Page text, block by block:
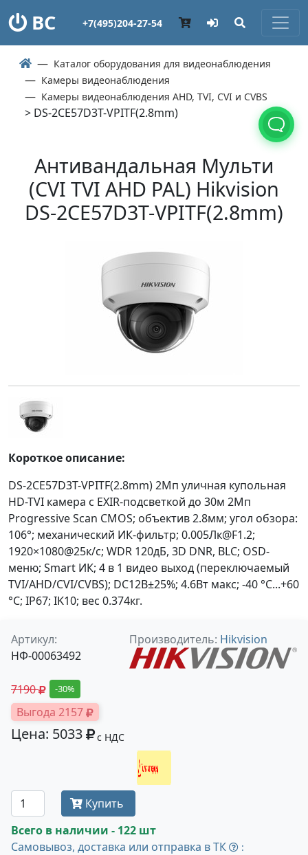
ВС +7(495)204-27-54
Каталог оборудования для видеонаблюдения
Камеры видеонаблюдения
Камеры видеонаблюдения AHD, TVI, CVI и CVBS
> DS-2CE57D3T-VPITF(2.8mm)
Антивандальная Мульти
(СVI TVI AHD PAL) Hikvision
DS-2CE57D3T-VPITF(2.8mm)
Короткое описание:
DS-2CE57D3T-VPITF(2.8mm) 2Мп уличная купольная
HD-TVI камера с EXIR-подсветкой до 30м 2Мп
Progressive Scan CMOS; объектив 2.8мм; угол обзора:
106°; механический ИК-фильтр; 0.005Лк@F1.2;
1920×1080@25к/с; WDR 120дБ, 3D DNR, BLC; OSD-
меню; Smart ИК; 4 в 1 видео выход (переключаемый
TVI/AHD/CVI/CVBS); DC12В±25%; 4.6Вт макс; -40 °C...+60
°C; IP67; IK10; вес 0.374кг.
Артикул:
НФ-00063492
Производитель: Hikvision
7190 -30%
Выгода 2157
Цена: 5033 с НДС
Получить оптовую цену
Купить
Всего в наличии - 122 шт
Самовывоз, доставка или отправка в ТК
: